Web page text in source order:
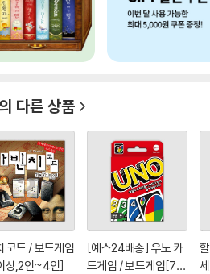
다른 상품
코드 / 보드게임
상,2인~4인]
[예스24배송] 우노 카
드게임 / 보드게임[7세